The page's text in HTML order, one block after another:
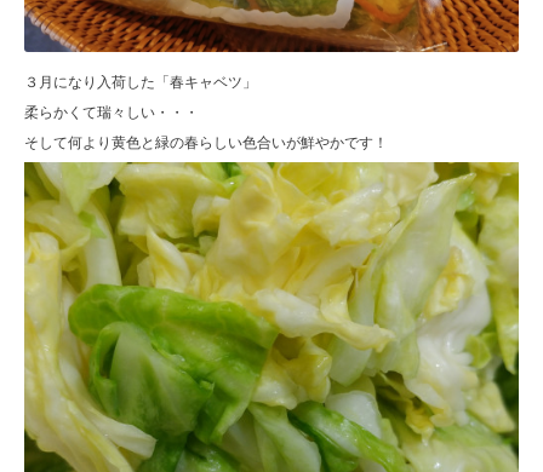
３月になり入荷した「春キャベツ」
柔らかくて瑞々しい・・・
そして何より黄色と緑の春らしい色合いが鮮やかです！